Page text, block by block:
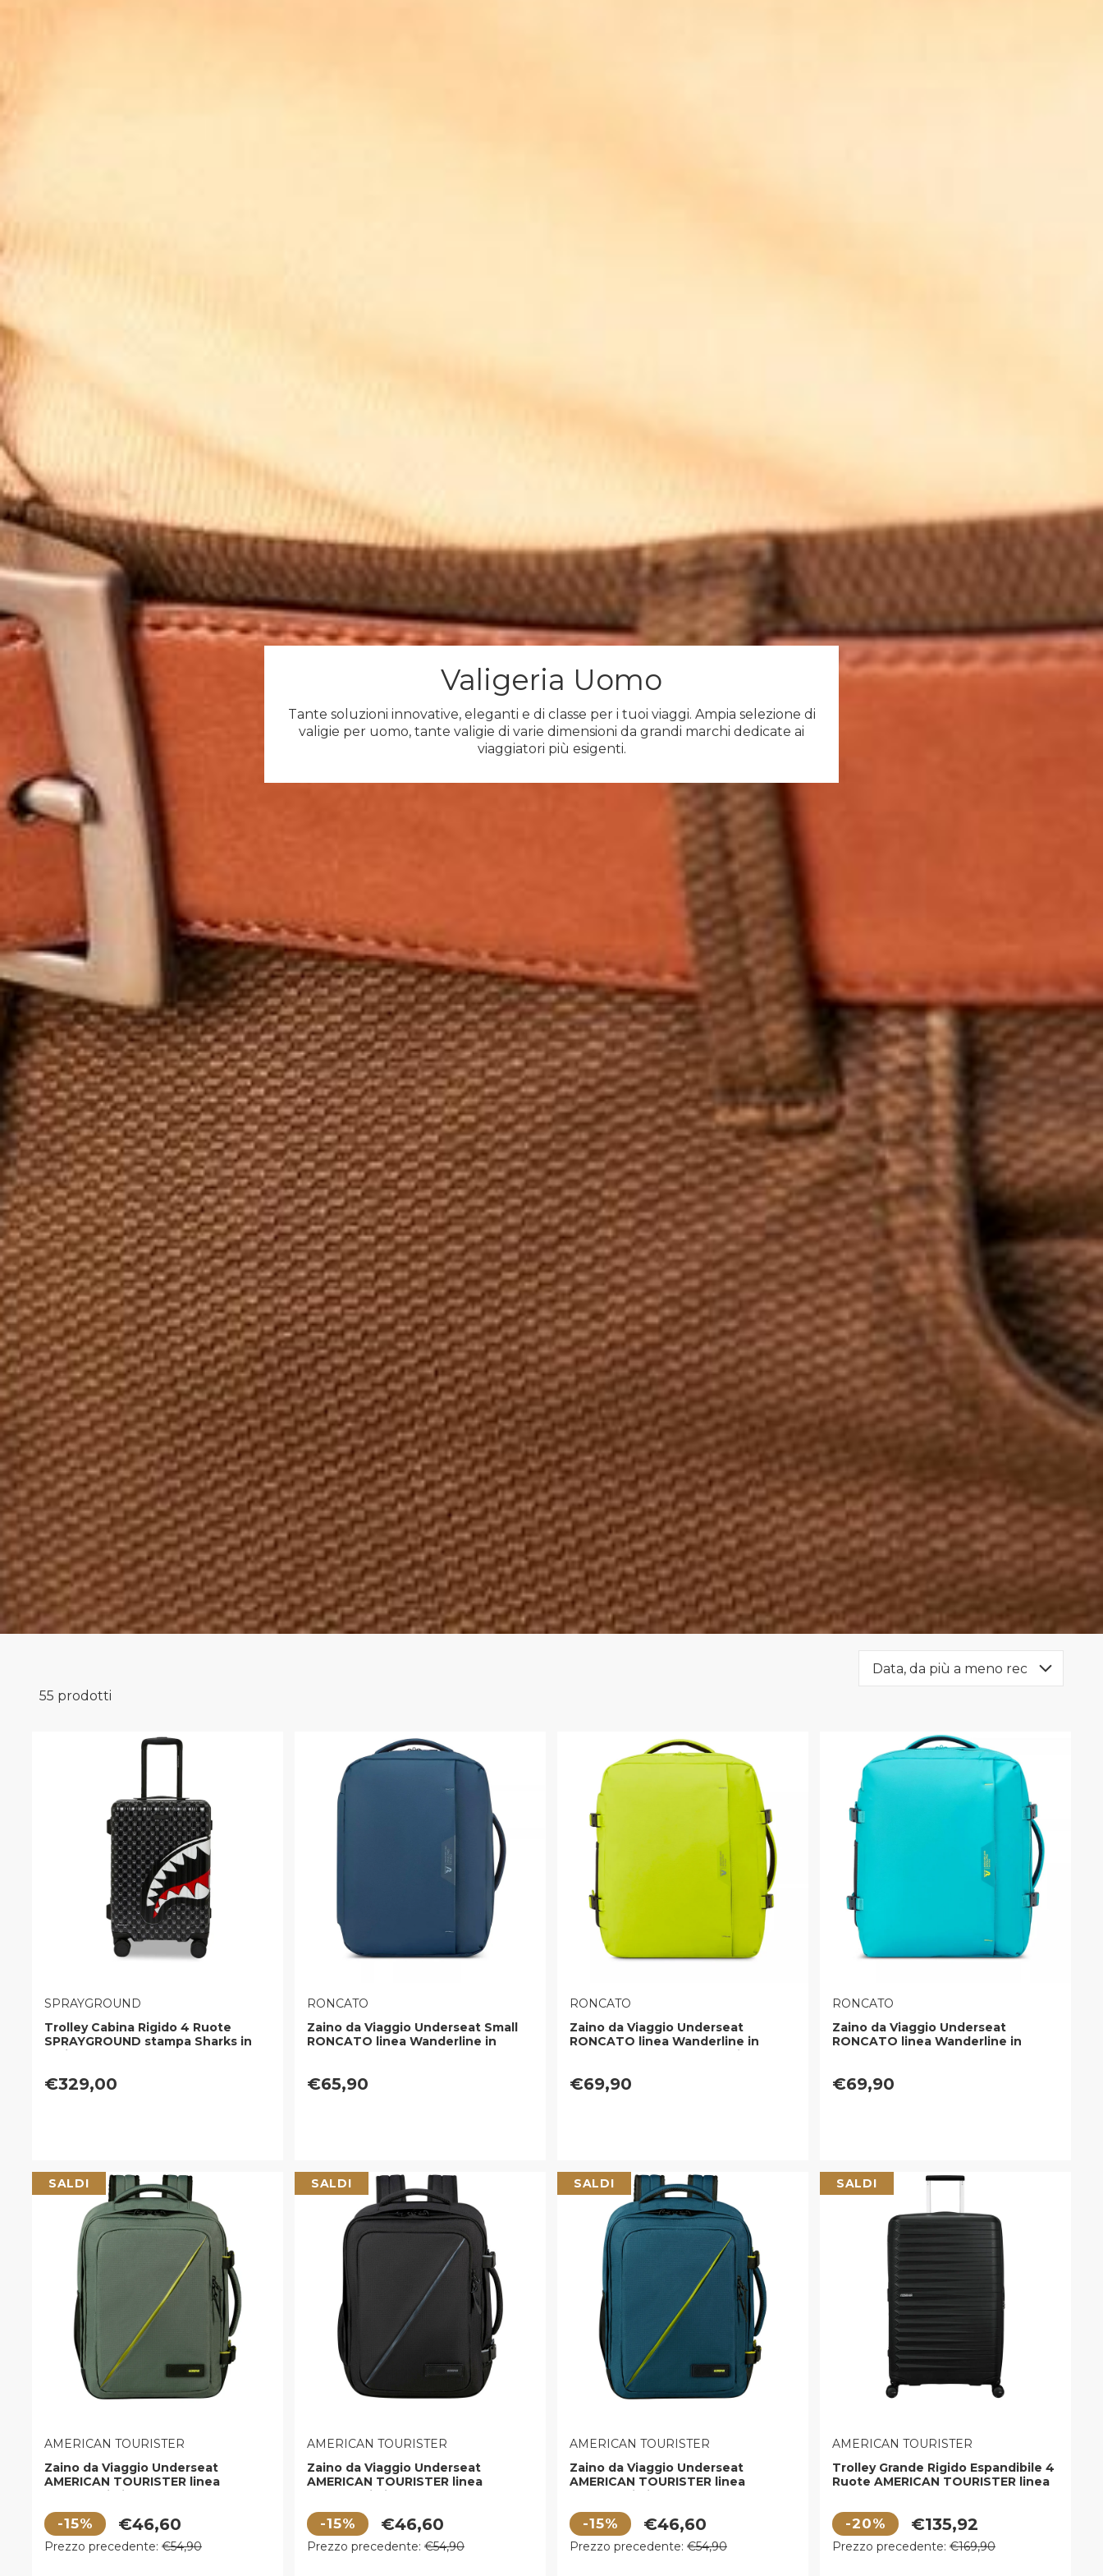
Valigeria Uomo
Tante soluzioni innovative, eleganti e di classe per i tuoi viaggi. Ampia selezione di
valigie per uomo, tante valigie di varie dimensioni da grandi marchi dedicate ai
viaggiatori più esigenti.
55 prodotti
Uomo Accessori Valigeria
VENDITORE:
SPRAYGROUND
Trolley Cabina Rigido 4 Ruote
SPRAYGROUND stampa Sharks in
Prezzo regolare
€329,00
VENDITORE:
RONCATO
Zaino da Viaggio Underseat Small
RONCATO linea Wanderline in
Prezzo regolare
€65,90
VENDITORE:
RONCATO
Zaino da Viaggio Underseat
RONCATO linea Wanderline in
Prezzo regolare
€69,90
VENDITORE:
RONCATO
Zaino da Viaggio Underseat
RONCATO linea Wanderline in
Prezzo regolare
€69,90
SALDI
VENDITORE:
AMERICAN TOURISTER
Zaino da Viaggio Underseat
AMERICAN TOURISTER linea
-15%
Prezzo di vendita
€46,60
Prezzo regolare
Prezzo precedente: €54,90
SALDI
VENDITORE:
AMERICAN TOURISTER
Zaino da Viaggio Underseat
AMERICAN TOURISTER linea
-15%
Prezzo di vendita
€46,60
Prezzo regolare
Prezzo precedente: €54,90
SALDI
VENDITORE:
AMERICAN TOURISTER
Zaino da Viaggio Underseat
AMERICAN TOURISTER linea
-15%
Prezzo di vendita
€46,60
Prezzo regolare
Prezzo precedente: €54,90
SALDI
VENDITORE:
AMERICAN TOURISTER
Trolley Grande Rigido Espandibile 4
Ruote AMERICAN TOURISTER linea
-20%
Prezzo di vendita€135,92
Prezzo regolare
Prezzo precedente: €169,90